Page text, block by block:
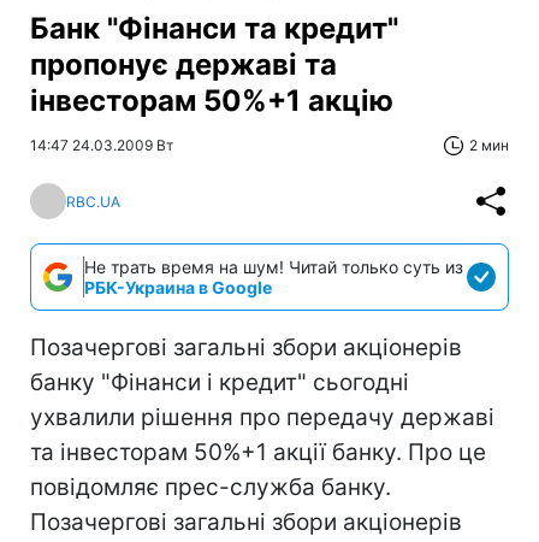
Банк "Фінанси та кредит"
пропонує державі та
інвесторам 50%+1 акцію
14:47 24.03.2009 Вт 2 мин
RBC.UA
Не трать время на шум! Читай только суть из
РБК-Украина в Google
Позачергові загальні збори акціонерів
банку "Фінанси і кредит" сьогодні
ухвалили рішення про передачу державі
та інвесторам 50%+1 акції банку. Про це
повідомляє прес-служба банку.
Позачергові загальні збори акціонерів